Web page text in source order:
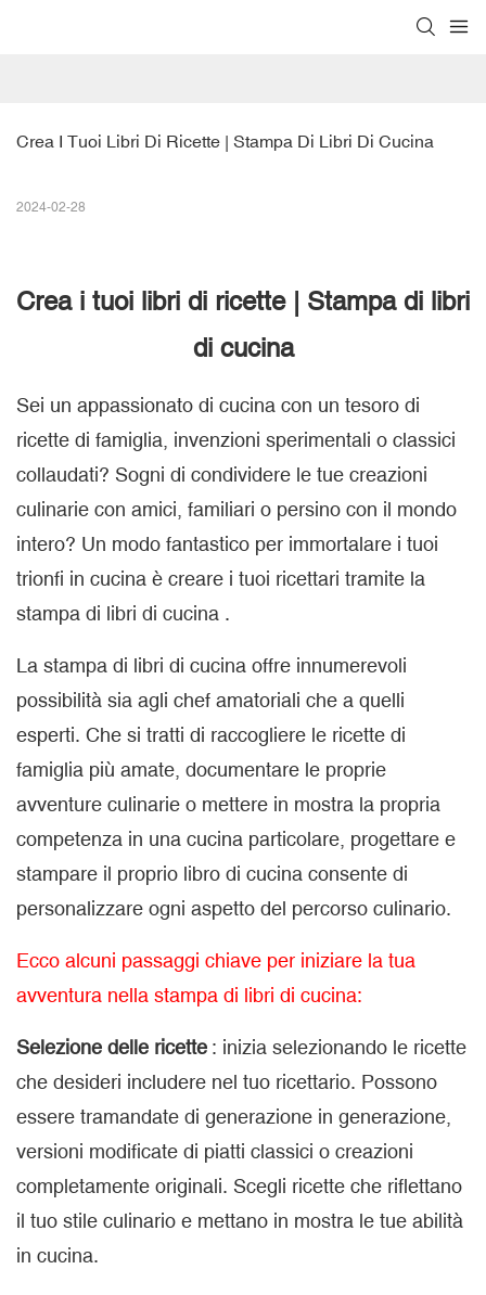
Crea I Tuoi Libri Di Ricette | Stampa Di Libri Di Cucina
2024-02-28
Crea i tuoi libri di ricette | Stampa di libri
di cucina
Sei un appassionato di cucina con un tesoro di
ricette di famiglia, invenzioni sperimentali o classici
collaudati? Sogni di condividere le tue creazioni
culinarie con amici, familiari o persino con il mondo
intero? Un modo fantastico per immortalare i tuoi
trionfi in cucina è creare i tuoi ricettari tramite la
stampa di libri di cucina .
La stampa di libri di cucina offre innumerevoli
possibilità sia agli chef amatoriali che a quelli
esperti. Che si tratti di raccogliere le ricette di
famiglia più amate, documentare le proprie
avventure culinarie o mettere in mostra la propria
competenza in una cucina particolare, progettare e
stampare il proprio libro di cucina consente di
personalizzare ogni aspetto del percorso culinario.
Ecco alcuni passaggi chiave per iniziare la tua
avventura nella stampa di libri di cucina:
Selezione delle ricette : inizia selezionando le ricette
che desideri includere nel tuo ricettario. Possono
essere tramandate di generazione in generazione,
versioni modificate di piatti classici o creazioni
completamente originali. Scegli ricette che riflettano
il tuo stile culinario e mettano in mostra le tue abilità
in cucina.